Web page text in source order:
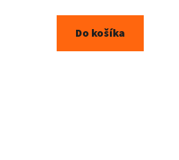
Do košíka